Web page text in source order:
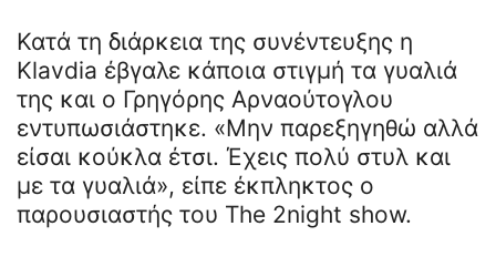
Κατά τη διάρκεια της συνέντευξης η
Klavdia έβγαλε κάποια στιγμή τα γυαλιά
της και ο Γρηγόρης Αρναούτογλου
εντυπωσιάστηκε. «Μην παρεξηγηθώ αλλά
είσαι κούκλα έτσι. Έχεις πολύ στυλ και
με τα γυαλιά», είπε έκπληκτος ο
παρουσιαστής του The 2night show.